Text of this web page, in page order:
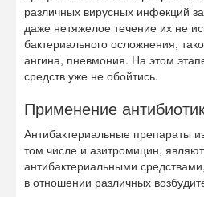
различных вирусных инфекций
даже нетяжелое течение их не
бактериального осложнения,
ангина, пневмония. На этом
средств уже не обойтись.
Применение
Антибактериальные препараты
том числе и азитромицин,
антибактериальными
в отношении различных